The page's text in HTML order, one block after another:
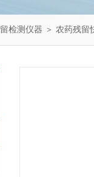
检测仪器 ＞ 农药残留